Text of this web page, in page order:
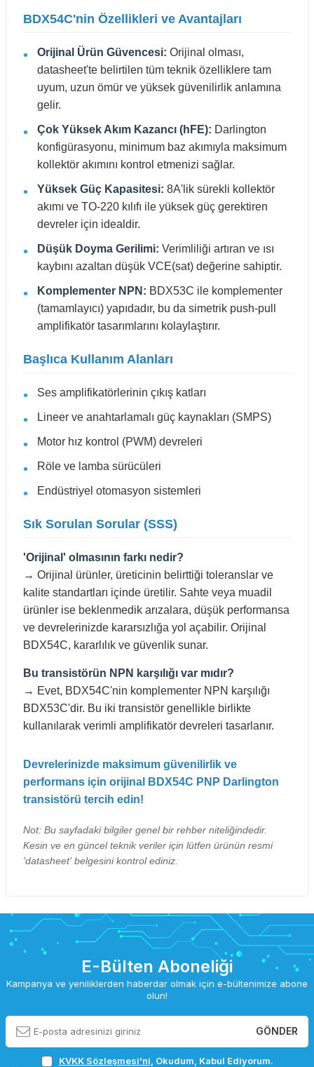
BDX54C'nin Özellikleri ve Avantajları
Orijinal Ürün Güvencesi: Orijinal olması,
datasheet'te belirtilen tüm teknik özelliklere tam
uyum, uzun ömür ve yüksek güvenilirlik anlamına
gelir.
Çok Yüksek Akım Kazancı (hFE): Darlington
konfigürasyonu, minimum baz akımıyla maksimum
kollektör akımını kontrol etmenizi sağlar.
Yüksek Güç Kapasitesi: 8A'lik sürekli kollektör
akımı ve TO-220 kılıfı ile yüksek güç gerektiren
devreler için idealdir.
Düşük Doyma Gerilimi: Verimliliği artıran ve ısı
kaybını azaltan düşük VCE(sat) değerine sahiptir.
Komplementer NPN: BDX53C ile komplementer
(tamamlayıcı) yapıdadır, bu da simetrik push-pull
amplifikatör tasarımlarını kolaylaştırır.
Başlıca Kullanım Alanları
Ses amplifikatörlerinin çıkış katları
Lineer ve anahtarlamalı güç kaynakları (SMPS)
Motor hız kontrol (PWM) devreleri
Röle ve lamba sürücüleri
Endüstriyel otomasyon sistemleri
Sık Sorulan Sorular (SSS)
'Orijinal' olmasının farkı nedir?
→ Orijinal ürünler, üreticinin belirttiği toleranslar ve
kalite standartları içinde üretilir. Sahte veya muadil
ürünler ise beklenmedik arızalara, düşük performansa
ve devrelerinizde kararsızlığa yol açabilir. Orijinal
BDX54C, kararlılık ve güvenlik sunar.
Bu transistörün NPN karşılığı var mıdır?
→ Evet, BDX54C'nin komplementer NPN karşılığı
BDX53C'dir. Bu iki transistör genellikle birlikte
kullanılarak verimli amplifikatör devreleri tasarlanır.
Devrelerinizde maksimum güvenilirlik ve
performans için orijinal BDX54C PNP Darlington
transistörü tercih edin!
Not: Bu sayfadaki bilgiler genel bir rehber niteliğindedir.
Kesin ve en güncel teknik veriler için lütfen ürünün resmi
'datasheet' belgesini kontrol ediniz.
E-Bülten Aboneliği
Kampanya ve yeniliklerden haberdar olmak için e-bültenimize abone
olun!
GÖNDER
KVKK Sözleşmesi'ni , Okudum, Kabul Ediyorum.